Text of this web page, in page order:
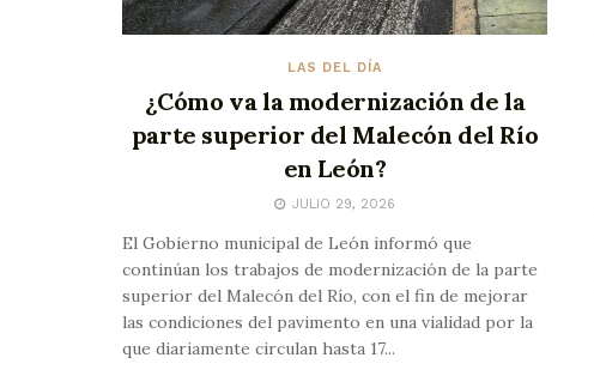
LAS DEL DÍA
¿Cómo va la modernización de la
parte superior del Malecón del Río
en León?
JULIO 29, 2026
El Gobierno municipal de León informó que
continúan los trabajos de modernización de la parte
superior del Malecón del Río, con el fin de mejorar
las condiciones del pavimento en una vialidad por la
que diariamente circulan hasta 17...